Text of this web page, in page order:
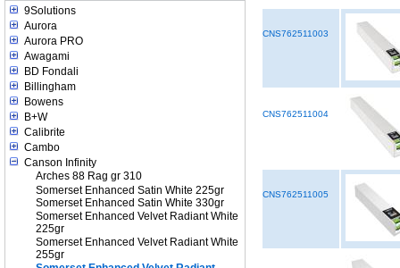
9Solutions
Aurora
Aurora PRO
Awagami
BD Fondali
Billingham
Bowens
B+W
Calibrite
Cambo
Canson Infinity
Arches 88 Rag gr 310
Somerset Enhanced Satin White 225gr
Somerset Enhanced Satin White 330gr
Somerset Enhanced Velvet Radiant White
225gr
Somerset Enhanced Velvet Radiant White
255gr
CNS762511003
CNS762511004
CNS762511005